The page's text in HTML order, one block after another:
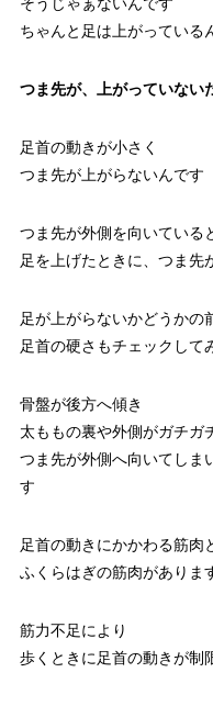
そうじゃぁないんです
ちゃんと足は上がっている
つま先が、上がっていない
足首の動きが小さく
つま先が上がらないんです
つま先が外側を向いている
足を上げたときに、つま先
足が上がらないかどうかの
足首の硬さもチェックして
骨盤が後方へ傾き
太ももの裏や外側がガチガ
つま先が外側へ向いてしま
す
足首の動きにかかわる筋肉
ふくらはぎの筋肉がありま
筋力不足により
歩くときに足首の動きが制